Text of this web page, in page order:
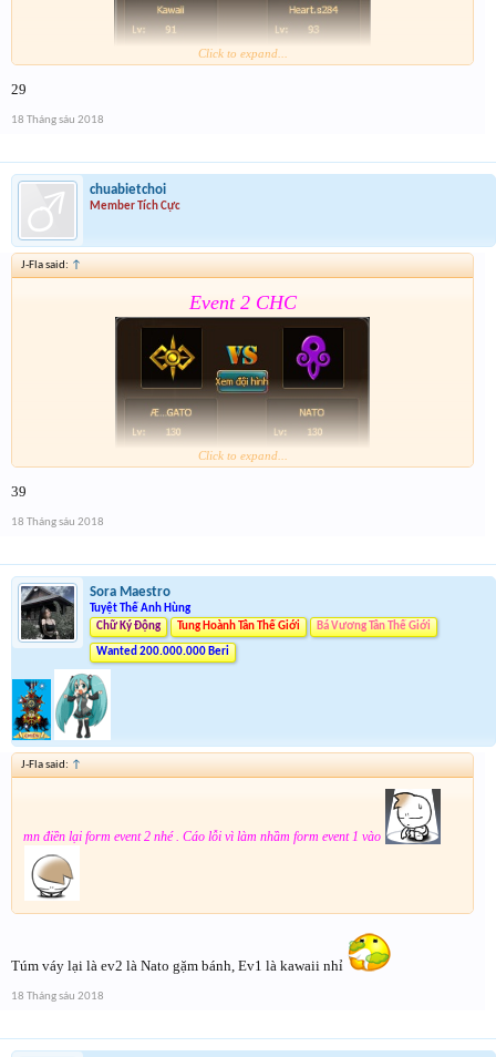
Click to expand...
29
18 Tháng sáu 2018
chuabietchoi
Member Tích Cực
J-Fla said: ↑
Event 2 CHC
Event 2 nhé mọi người chú ý tham gia cả 2 event
Click to expand...
39
18 Tháng sáu 2018
Sora Maestro
Tuyệt Thế Anh Hùng
Chữ Ký Động
Tung Hoành Tân Thế Giới Bá Vương Tân Thế Giới
Wanted 200.000.000 Beri
J-Fla said: ↑
mn điền lại form event 2 nhé . Cáo lỗi vì làm nhầm form event 1 vào
Túm váy lại là ev2 là Nato gặm bánh, Ev1 là kawaii nhỉ
18 Tháng sáu 2018